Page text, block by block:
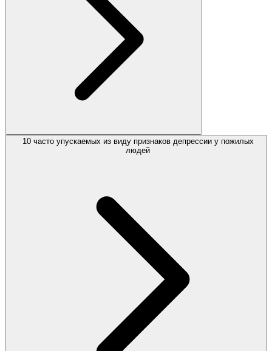
10 часто упускаемых из виду признаков депрессии у пожилых
людей